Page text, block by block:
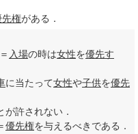
先権がある．
入場の時は女性を優先す
に当たって女性や子供を優先
が許されない．
優先権を与えるべきである．